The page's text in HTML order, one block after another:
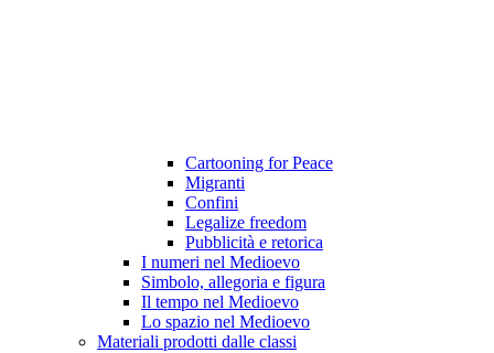
Cartooning for Peace
Migranti
Confini
Legalize freedom
Pubblicità e retorica
I numeri nel Medioevo
Simbolo, allegoria e figura
Il tempo nel Medioevo
Lo spazio nel Medioevo
Materiali prodotti dalle classi